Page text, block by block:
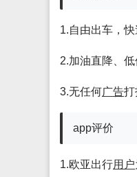
1.自由出车，
2.加油直降、
3.无任何广告打
app评价
1.欧亚出行用户